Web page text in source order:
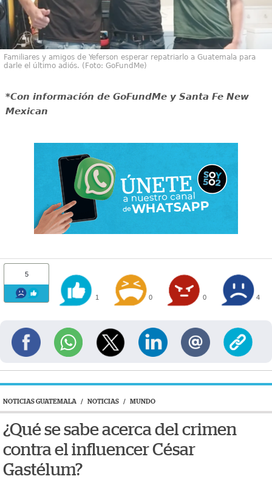
Familiares y amigos de Yeferson esperar repatriarlo a Guatemala para
darle el último adiós. (Foto: GoFundMe)
*Con información de GoFundMe y Santa Fe New
Mexican
5
1 0 0 4
NOTICIAS GUATEMALA / NOTICIAS / MUNDO
¿Qué se sabe acerca del crimen
contra el influencer César
Gastélum?